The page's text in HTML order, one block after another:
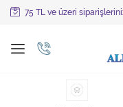
75 TL ve üzeri Tüm
Ayakkabı Cila Makineleri